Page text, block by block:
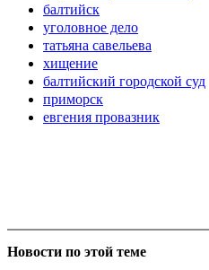
балтийск
уголовное дело
татьяна савельева
хищение
балтийский городской суд
приморск
евгения провазник
Новости по этой теме